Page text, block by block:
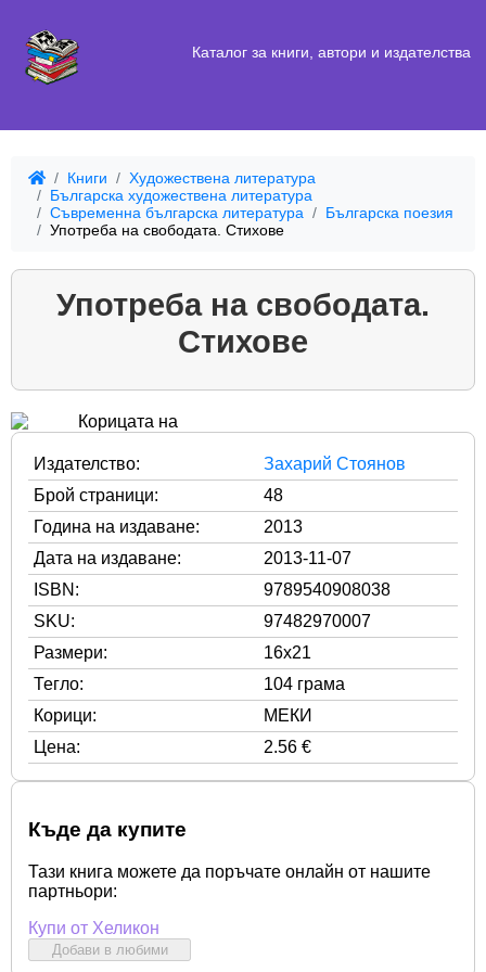
Каталог за книги, автори и издателства
Книги
Художествена литература
Българска художествена литература
Съвременна българска литература
Българска поезия
Употреба на свободата. Стихове
Употреба на свободата.
Стихове
Издателство:
Захарий Стоянов
Брой страници:
48
Година на издаване:
2013
Дата на издаване:
2013-11-07
ISBN:
9789540908038
SKU:
97482970007
Размери:
16x21
Тегло:
104 грама
Корици:
МЕКИ
Цена:
2.56 €
Къде да купите
Тази книга можете да поръчате онлайн от нашите
партньори:
Купи от Хеликон
Добави в любими